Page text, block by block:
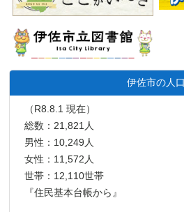
伊佐市の人口
（R8.8.1 現在）
総数：21,821人
男性：10,249人
女性：11,572人
世帯：12,110世帯
『住民基本台帳から』